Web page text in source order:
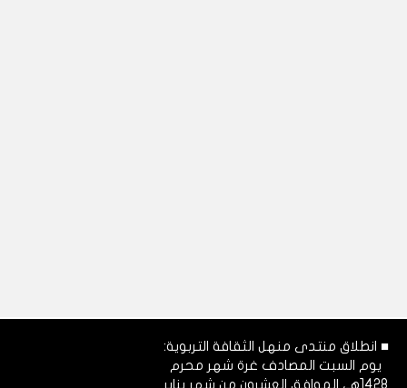
■ انطلاق منتدى منهل الثقافة التربوية:
يوم السبت المصادف غرة شهر محرم
1428هـ، الموافق العشرون من شهر يناير